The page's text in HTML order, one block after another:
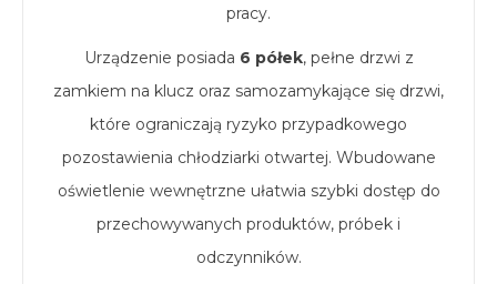
pracy.
Urządzenie posiada 6 półek, pełne drzwi z
zamkiem na klucz oraz samozamykające się drzwi,
które ograniczają ryzyko przypadkowego
pozostawienia chłodziarki otwartej. Wbudowane
oświetlenie wewnętrzne ułatwia szybki dostęp do
przechowywanych produktów, próbek i
odczynników.